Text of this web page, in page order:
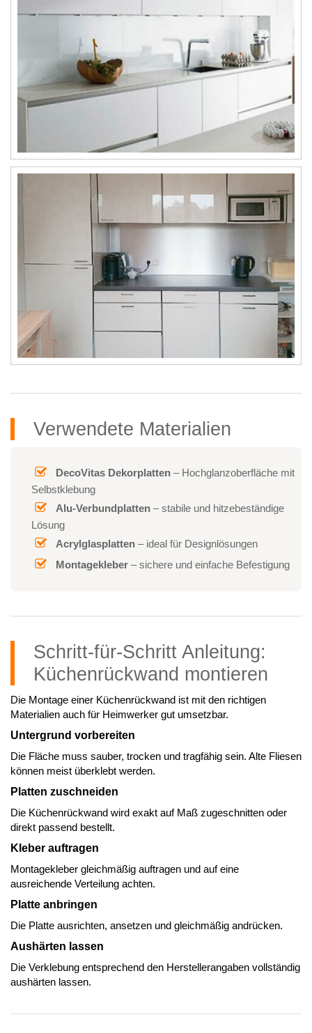
Verwendete Materialien
DecoVitas Dekorplatten – Hochglanzoberfläche mit
Selbstklebung
Alu-Verbundplatten – stabile und hitzebeständige
Lösung
Acrylglasplatten – ideal für Designlösungen
Montagekleber – sichere und einfache Befestigung
Schritt-für-Schritt Anleitung:
Küchenrückwand montieren
Die Montage einer Küchenrückwand ist mit den richtigen
Materialien auch für Heimwerker gut umsetzbar.
Untergrund vorbereiten
Die Fläche muss sauber, trocken und tragfähig sein. Alte Fliesen
können meist überklebt werden.
Platten zuschneiden
Die Küchenrückwand wird exakt auf Maß zugeschnitten oder
direkt passend bestellt.
Kleber auftragen
Montagekleber gleichmäßig auftragen und auf eine
ausreichende Verteilung achten.
Platte anbringen
Die Platte ausrichten, ansetzen und gleichmäßig andrücken.
Aushärten lassen
Die Verklebung entsprechend den Herstellerangaben vollständig
aushärten lassen.